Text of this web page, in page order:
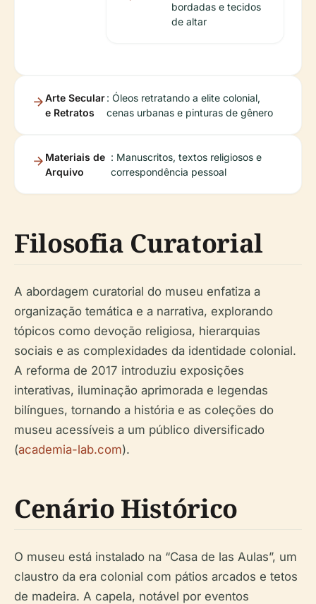
bordadas e tecidos
de altar
Arte Secular
e Retratos
: Óleos retratando a elite colonial,
cenas urbanas e pinturas de gênero
Materiais de
Arquivo
: Manuscritos, textos religiosos e
correspondência pessoal
Filosofia Curatorial
A abordagem curatorial do museu enfatiza a
organização temática e a narrativa, explorando
tópicos como devoção religiosa, hierarquias
sociais e as complexidades da identidade colonial.
A reforma de 2017 introduziu exposições
interativas, iluminação aprimorada e legendas
bilíngues, tornando a história e as coleções do
museu acessíveis a um público diversificado
(academia-lab.com).
Cenário Histórico
O museu está instalado na “Casa de las Aulas”, um
claustro da era colonial com pátios arcados e tetos
de madeira. A capela, notável por eventos